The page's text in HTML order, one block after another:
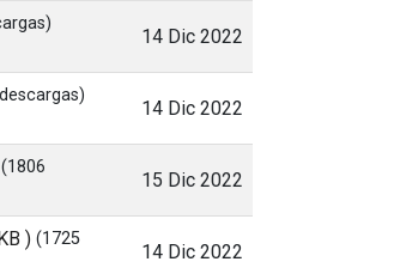
14 Dic 2022
14 Dic 2022
(1806
15 Dic 2022
) (1725
14 Dic 2022